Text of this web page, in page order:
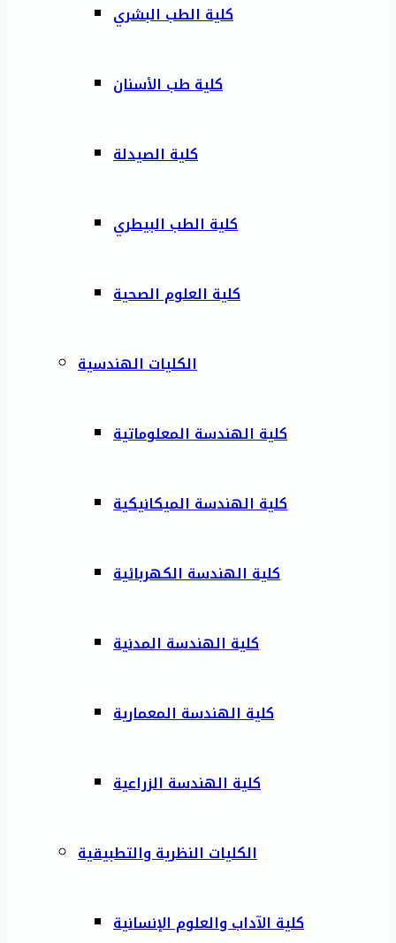
كلية الطب البشري
كلية طب الأسنان
كلية الصيدلة
كلية الطب البيطري
كلية العلوم الصحية
الكليات الهندسية
كلية الهندسة المعلوماتية
كلية الهندسة الميكانيكية
كلية الهندسة الكهربائية
كلية الهندسة المدنية
كلية الهندسة المعمارية
كلية الهندسة الزراعية
الكليات النظرية والتطبيقية
كلية الآداب والعلوم الإنسانية